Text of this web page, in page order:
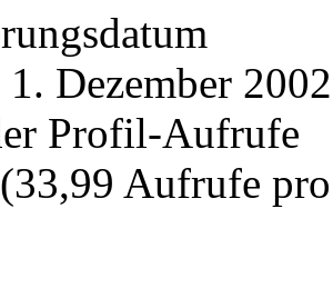
1. Dezember
Profil-Aufrufe
Aufrufe